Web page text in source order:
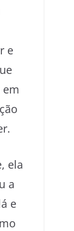
e
em
ela
a
e